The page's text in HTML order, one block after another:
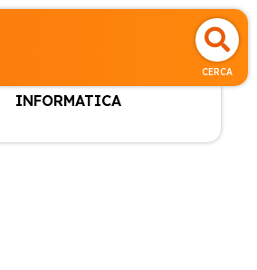
CERCA
INFORMATICA